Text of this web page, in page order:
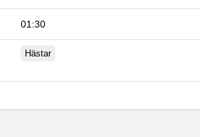
01:30
Hästar